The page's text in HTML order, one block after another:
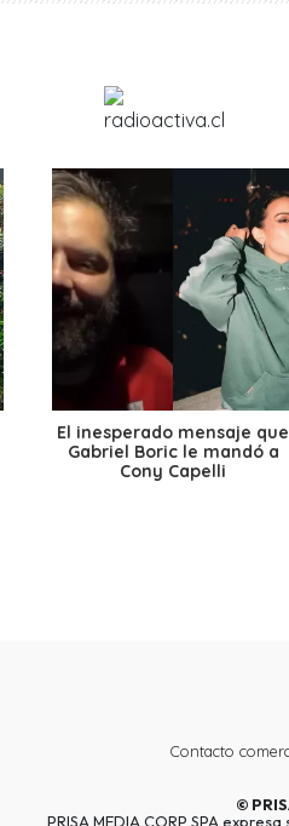
El inesperado mensaje que
Gabriel Boric le mandó a
Cony Capelli
Contacto
©
PRISA MEDIA CORP SPA